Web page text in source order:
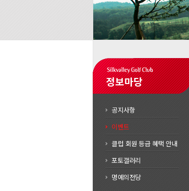
정보마당
공지사항
이벤트
클럽 회원 등급 혜택 안내
포토갤러리
명예의전당